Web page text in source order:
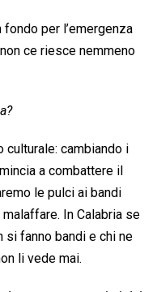
per l’emergenza
ce riesce nemmeno
culturale: cambiando i
a combattere il
le pulci ai bandi
In Calabria se
si fanno bandi e chi ne
li vede mai.